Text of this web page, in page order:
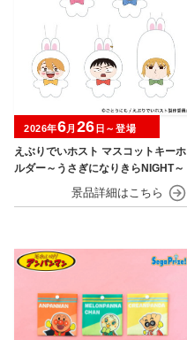
えぶりでいホスト マスコットキーホ
ルダー～うさぎになりきらNIGHT～
2026年6月 26 日～登場